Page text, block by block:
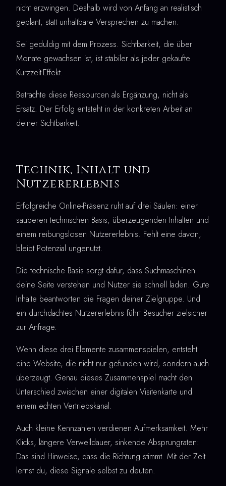
nicht erzwingen. Deshalb wird von Anfang an realistisch
geplant, statt unhaltbare Versprechen zu machen.
Sei geduldig mit dem Prozess. Sichtbarkeit, die über
Monate gewachsen ist, ist stabiler als jeder gekaufte
Kurzzeit-Effekt.
Betrachte diese Ressourcen als Ergänzung, nicht als
Ersatz. Der Erfolg entsteht in der konkreten Arbeit an
deiner Sichtbarkeit.
Technik, Inhalt und
Nutzererlebnis
Erfolgreiche Online-Präsenz ruht auf drei Säulen: einer
sauberen technischen Basis, überzeugenden Inhalten und
einem reibungslosen Nutzererlebnis. Fehlt eine davon,
bleibt Potenzial ungenutzt.
Die technische Basis sorgt dafür, dass Suchmaschinen
deine Seite verstehen und Nutzer sie schnell laden. Gute
Inhalte beantworten die Fragen deiner Zielgruppe. Und
ein durchdachtes Nutzererlebnis führt Besucher zielsicher
zur Anfrage.
Wenn diese drei Elemente zusammenspielen, entsteht
eine Website, die nicht nur gefunden wird, sondern auch
überzeugt. Genau dieses Zusammenspiel macht den
Unterschied zwischen einer digitalen Visitenkarte und
einem echten Vertriebskanal.
Auch kleine Kennzahlen verdienen Aufmerksamkeit. Mehr
Klicks, längere Verweildauer, sinkende Absprungraten:
Das sind Hinweise, dass die Richtung stimmt. Mit der Zeit
lernst du, diese Signale selbst zu deuten.